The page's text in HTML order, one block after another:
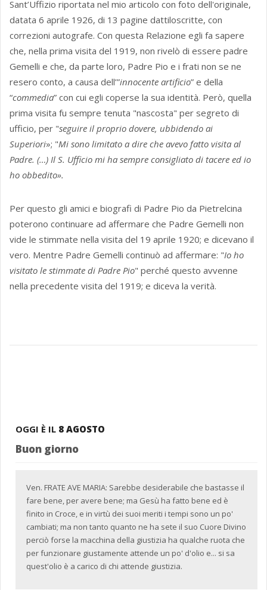
Sant’Uffizio riportata nel mio articolo con foto dell'originale,
datata 6 aprile 1926, di 13 pagine dattiloscritte, con
correzioni autografe. Con questa Relazione egli fa sapere
che, nella prima visita del 1919, non rivelò di essere padre
Gemelli e che, da parte loro, Padre Pio e i frati non se ne
resero conto, a causa dell’”innocente artificio” e della
“commedia” con cui egli coperse la sua identità. Però, quella
prima visita fu sempre tenuta "nascosta" per segreto di
ufficio, per "seguire il proprio dovere, ubbidendo ai
Superiori»; "Mi sono limitato a dire che avevo fatto visita al
Padre. (…) Il S. Ufficio mi ha sempre consigliato di tacere ed io
ho obbedito».
Per questo gli amici e biografi di Padre Pio da Pietrelcina
poterono continuare ad affermare che Padre Gemelli non
vide le stimmate nella visita del 19 aprile 1920; e dicevano il
vero. Mentre Padre Gemelli continuò ad affermare: "Io ho
visitato le stimmate di Padre Pio" perché questo avvenne
nella precedente visita del 1919; e diceva la verità.
OGGI È IL 8 AGOSTO
Buon giorno
Ven. FRATE AVE MARIA: Sarebbe desiderabile che bastasse il
fare bene, per avere bene; ma Gesù ha fatto bene ed è
finito in Croce, e in virtù dei suoi meriti i tempi sono un po'
cambiati; ma non tanto quanto ne ha sete il suo Cuore Divino
perciò forse la macchina della giustizia ha qualche ruota che
per funzionare giustamente attende un po' d'olio e... si sa
quest'olio è a carico di chi attende giustizia.